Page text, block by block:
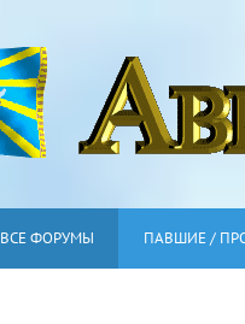
ВСЕ ФОРУМЫ ПАВШИЕ /